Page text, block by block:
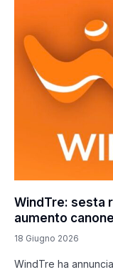
WindTre: sesta
aumento
18 Giugno 2026
WindTre ha